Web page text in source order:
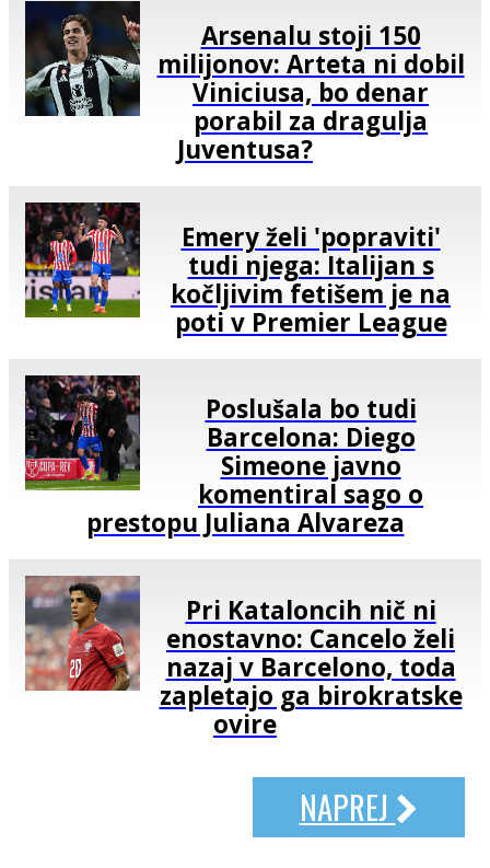
Arsenalu stoji 150
milijonov: Arteta ni dobil
Viniciusa, bo denar
porabil za dragulja
Juventusa?
Emery želi 'popraviti'
tudi njega: Italijan s
kočljivim fetišem je na
poti v Premier League
Poslušala bo tudi
Barcelona: Diego
Simeone javno
komentiral sago o
prestopu Juliana Alvareza
Pri Kataloncih nič ni
enostavno: Cancelo želi
nazaj v Barcelono, toda
zapletajo ga birokratske
ovire
NAPREJ